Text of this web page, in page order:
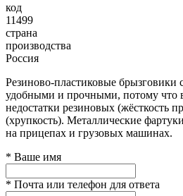
код
11499
страна
производства
Россия
Резиново-пластиковые брызговики
удобными и прочными, потому что
недостатки резиновых (жёсткость
(хрупкость). Металлические
на прицепах и грузовых машинах.
* Ваше имя
* Почта или телефон для ответа